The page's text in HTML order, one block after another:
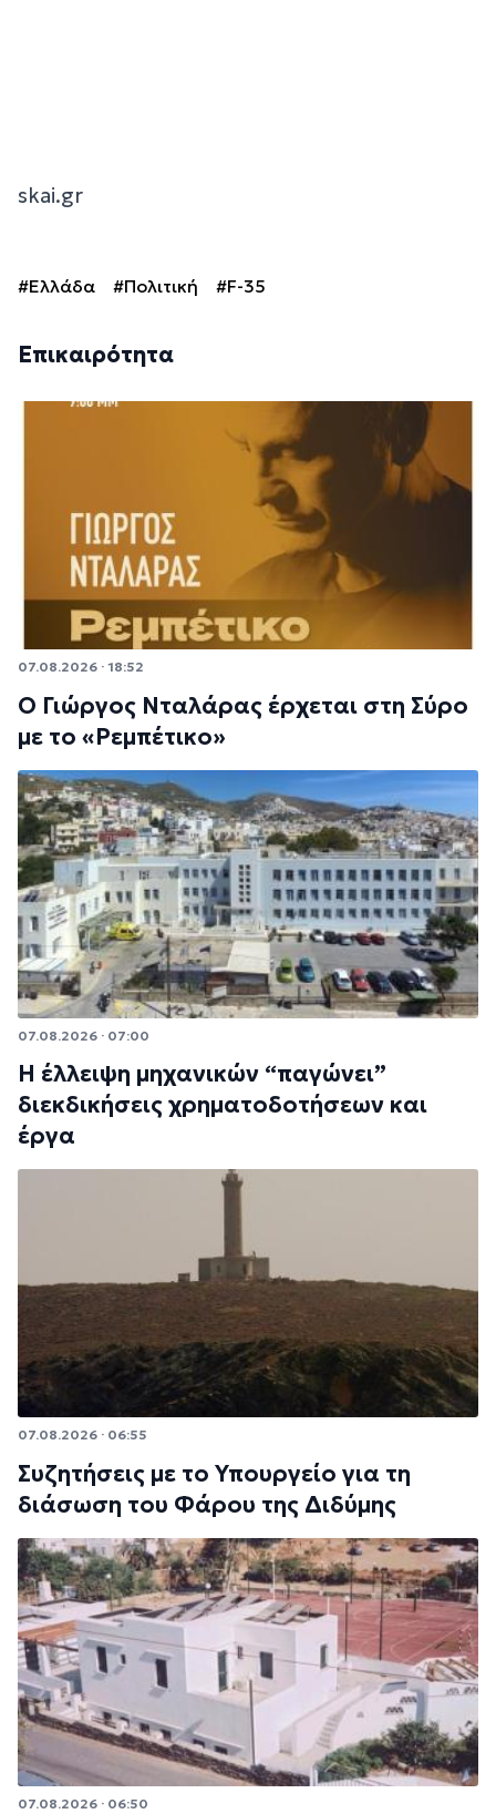
skai.gr
#Ελλάδα #Πολιτική #F-35
Επικαιρότητα
07.08.2026 · 18:52
Ο Γιώργος Νταλάρας έρχεται στη Σύρο
με το «Ρεμπέτικο»
07.08.2026 · 07:00
Η έλλειψη μηχανικών “παγώνει”
διεκδικήσεις χρηματοδοτήσεων και
έργα
07.08.2026 · 06:55
Συζητήσεις με το Υπουργείο για τη
διάσωση του Φάρου της Διδύμης
07.08.2026 · 06:50